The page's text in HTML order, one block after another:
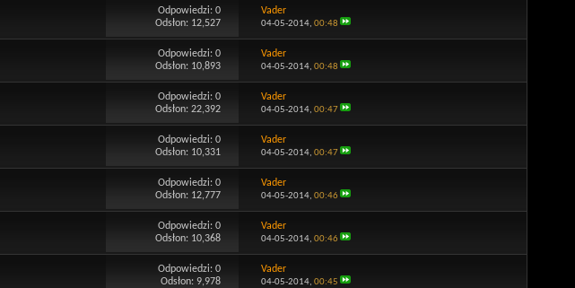
Odpowiedzi:0
Odsłon: 12,527
Vader
04-05-2014, 00:48
Odpowiedzi:0
Odsłon: 10,893
Vader
04-05-2014, 00:48
Odpowiedzi:0
Odsłon: 22,392
Vader
04-05-2014, 00:47
Odpowiedzi:0
Odsłon: 10,331
Vader
04-05-2014, 00:47
Odpowiedzi:0
Odsłon: 12,777
Vader
04-05-2014, 00:46
Odpowiedzi:0
Odsłon: 10,368
Vader
04-05-2014, 00:46
Odpowiedzi:0
Odsłon: 9,978
Vader
04-05-2014, 00:45